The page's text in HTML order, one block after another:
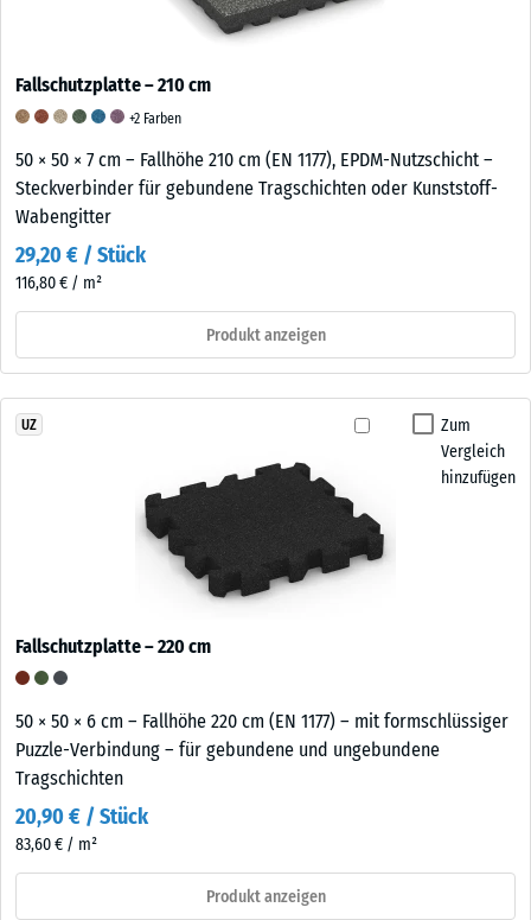
Fallschutzplatte – 210 cm
+2 Farben
50 × 50 × 7 cm – Fallhöhe 210 cm (EN 1177), EPDM-Nutzschicht –
Steckverbinder für gebundene Tragschichten oder Kunststoff-
Wabengitter
29,20 € / Stück
116,80 € / m²
Produkt anzeigen
Zum
Vergleich
hinzufügen
UZ
Fallschutzplatte – 220 cm
50 × 50 × 6 cm – Fallhöhe 220 cm (EN 1177) – mit formschlüssiger
Puzzle-Verbindung – für gebundene und ungebundene
Tragschichten
20,90 € / Stück
83,60 € / m²
Produkt anzeigen